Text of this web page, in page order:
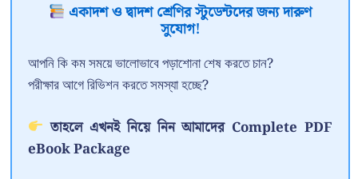
একাদশ ও দ্বাদশ শ্রেণির স্টুডেন্টদের জন্য দারুণ
সুযোগ!
আপনি কি কম সময়ে ভালোভাবে পড়াশোনা শেষ করতে চান?
পরীক্ষার আগে রিভিশন করতে সমস্যা হচ্ছে?
তাহলে এখনই নিয়ে নিন আমাদের Complete PDF
eBook Package